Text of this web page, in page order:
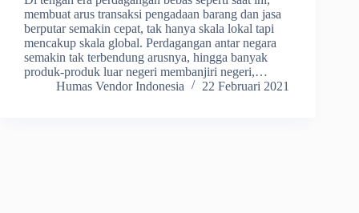
membuat arus transaksi pengadaan barang dan jasa
berputar semakin cepat, tak hanya skala lokal tapi
mencakup skala global. Perdagangan antar negara
semakin tak terbendung arusnya, hingga banyak
produk-produk luar negeri membanjiri negeri,…
Humas Vendor Indonesia
22 Februari 2021